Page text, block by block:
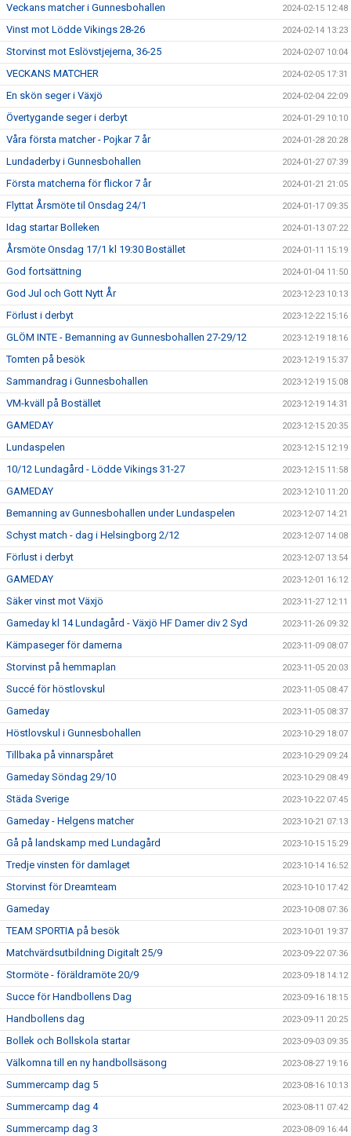
Veckans matcher i Gunnesbohallen 2024-02-15 12:48
Vinst mot Lödde Vikings 28-26 2024-02-14 13:23
Storvinst mot Eslövstjejerna, 36-25 2024-02-07 10:04
VECKANS MATCHER 2024-02-05 17:31
En skön seger i Växjö 2024-02-04 22:09
Övertygande seger i derbyt 2024-01-29 10:10
Våra första matcher - Pojkar 7 år 2024-01-28 20:28
Lundaderby i Gunnesbohallen 2024-01-27 07:39
Första matcherna för flickor 7 år 2024-01-21 21:05
Flyttat Årsmöte til Onsdag 24/1 2024-01-17 09:35
Idag startar Bolleken 2024-01-13 07:22
Årsmöte Onsdag 17/1 kl 19:30 Bostället 2024-01-11 15:19
God fortsättning 2024-01-04 11:50
God Jul och Gott Nytt År 2023-12-23 10:13
Förlust i derbyt 2023-12-22 15:16
GLÖM INTE - Bemanning av Gunnesbohallen 27-29/12 2023-12-19 18:16
Tomten på besök 2023-12-19 15:37
Sammandrag i Gunnesbohallen 2023-12-19 15:08
VM-kväll på Bostället 2023-12-19 14:31
GAMEDAY 2023-12-15 20:35
Lundaspelen 2023-12-15 12:19
10/12 Lundagård - Lödde Vikings 31-27 2023-12-15 11:58
GAMEDAY 2023-12-10 11:20
Bemanning av Gunnesbohallen under Lundaspelen 2023-12-07 14:21
Schyst match - dag i Helsingborg 2/12 2023-12-07 14:08
Förlust i derbyt 2023-12-07 13:54
GAMEDAY 2023-12-01 16:12
Säker vinst mot Växjö 2023-11-27 12:11
Gameday kl 14 Lundagård - Växjö HF Damer div 2 Syd 2023-11-26 09:32
Kämpaseger för damerna 2023-11-09 08:07
Storvinst på hemmaplan 2023-11-05 20:03
Succé för höstlovskul 2023-11-05 08:47
Gameday 2023-11-05 08:37
Höstlovskul i Gunnesbohallen 2023-10-29 18:07
Tillbaka på vinnarspåret 2023-10-29 09:24
Gameday Söndag 29/10 2023-10-29 08:49
Städa Sverige 2023-10-22 07:45
Gameday - Helgens matcher 2023-10-21 07:13
Gå på landskamp med Lundagård 2023-10-15 15:29
Tredje vinsten för damlaget 2023-10-14 16:52
Storvinst för Dreamteam 2023-10-10 17:42
Gameday 2023-10-08 07:36
TEAM SPORTIA på besök 2023-10-01 19:37
Matchvärdsutbildning Digitalt 25/9 2023-09-22 07:36
Stormöte - föräldramöte 20/9 2023-09-18 14:12
Succe för Handbollens Dag 2023-09-16 18:15
Handbollens dag 2023-09-11 20:25
Bollek och Bollskola startar 2023-09-03 09:35
Välkomna till en ny handbollsäsong 2023-08-27 19:16
Summercamp dag 5 2023-08-16 10:13
Summercamp dag 4 2023-08-11 07:42
Summercamp dag 3 2023-08-09 16:44